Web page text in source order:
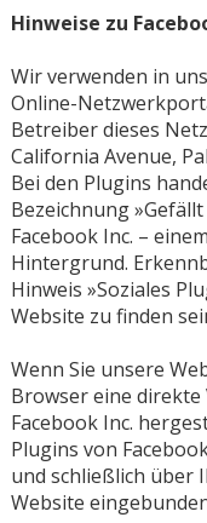
Hinweise zu
Wir verwenden in
Online-
Betreiber dieses
California Avenue,
Bei den Plugins
Bezeichnung
Facebook Inc. –
Hintergrund.
Hinweis »Soziales
Website zu finden
Wenn Sie unsere
Browser eine
Facebook Inc.
Plugins von
und schließlich über
Website